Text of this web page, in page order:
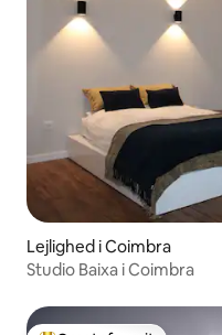
Lejlighed i Coimbra
Studio Baixa i Coimbra